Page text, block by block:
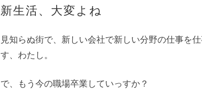
新生活、大変よね
見知らぬ街で、新しい会社で新しい分野の仕事を
す、わたし。
で、もう今の職場卒業していっすか？